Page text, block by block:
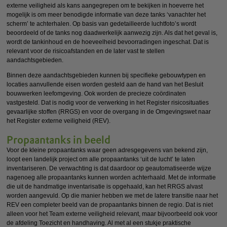
externe veiligheid als kans aangegrepen om te bekijken in hoeverre het
mogelijk is om meer benodigde informatie van deze tanks ‘vanachter het
scherm’ te achterhalen. Op basis van gedetailleerde luchtfoto’s wordt
beoordeeld of de tanks nog daadwerkelijk aanwezig zijn. Als dat het geval is,
wordt de tankinhoud en de hoeveelheid bevoorradingen ingeschat. Dat is
relevant voor de risicoafstanden en de later vast te stellen
aandachtsgebieden.
Binnen deze aandachtsgebieden kunnen bij specifieke gebouwtypen en
locaties aanvullende eisen worden gesteld aan de hand van het Besluit
bouwwerken leefomgeving. Ook worden de precieze coördinaten
vastgesteld. Dat is nodig voor de verwerking in het Register risicosituaties
gevaarlijke stoffen (RRGS) en voor de overgang in de Omgevingswet naar
het Register externe veiligheid (REV).
Propaantanks in beeld
Voor de kleine propaantanks waar geen adresgegevens van bekend zijn,
loopt een landelijk project om alle propaantanks ‘uit de lucht’ te laten
inventariseren. De verwachting is dat daardoor op geautomatiseerde wijze
nagenoeg alle propaantanks kunnen worden achterhaald. Met de informatie
die uit de handmatige inventarisatie is opgehaald, kan het RRGS alvast
worden aangevuld. Op die manier hebben we met de latere transitie naar het
REV een completer beeld van de propaantanks binnen de regio. Dat is niet
alleen voor het Team externe veiligheid relevant, maar bijvoorbeeld ook voor
de afdeling Toezicht en handhaving. Al met al een stukje praktische